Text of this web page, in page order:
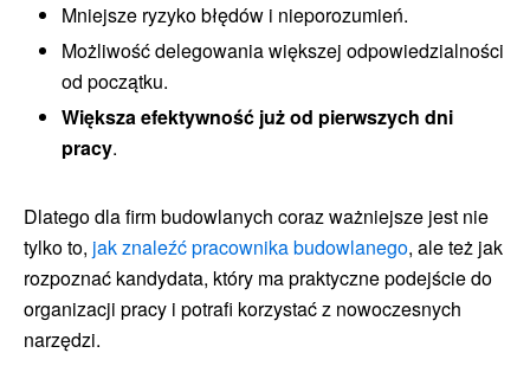
Mniejsze ryzyko błędów i nieporozumień.
Możliwość delegowania większej odpowiedzialności
od początku.
Większa efektywność już od pierwszych dni
pracy.
Dlatego dla firm budowlanych coraz ważniejsze jest nie
tylko to, jak znaleźć pracownika budowlanego, ale też jak
rozpoznać kandydata, który ma praktyczne podejście do
organizacji pracy i potrafi korzystać z nowoczesnych
narzędzi.